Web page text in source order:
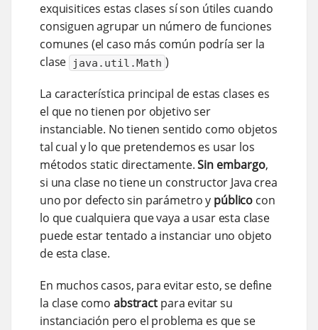
exquisitices estas clases sí son útiles cuando
consiguen agrupar un número de funciones
comunes (el caso más común podría ser la
clase
java.util.Math )
La característica principal de estas clases es
el que no tienen por objetivo ser
instanciable. No tienen sentido como objetos
tal cual y lo que pretendemos es usar los
métodos static directamente.Sin embargo,
si una clase no tiene un constructor Java crea
uno por defecto sin parámetro y público con
lo que cualquiera que vaya a usar esta clase
puede estar tentado a instanciar uno objeto
de esta clase.
En muchos casos, para evitar esto, se define
la clase como abstract para evitar su
instanciación pero el problema es que se